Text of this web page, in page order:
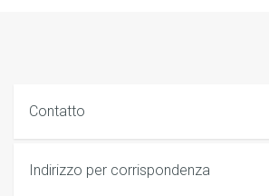
Contatto
Indirizzo per corrispondenza